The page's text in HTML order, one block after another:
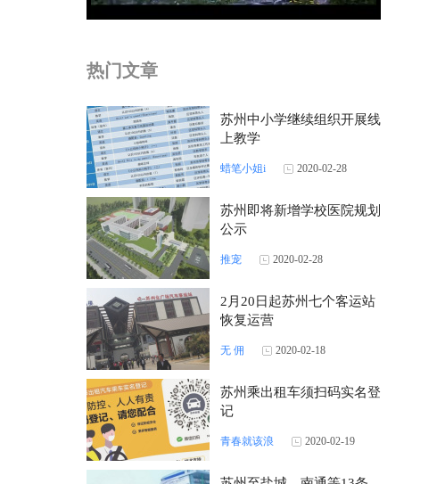
热门文章
苏州中小学继续组织开展线
上教学
蜡笔小姐i 2020-02-28
苏州即将新增学校医院规划
公示
推宠 2020-02-28
2月20日起苏州七个客运站
恢复运营
无 佣 2020-02-18
苏州乘出租车须扫码实名登
记
青春就该浪 2020-02-19